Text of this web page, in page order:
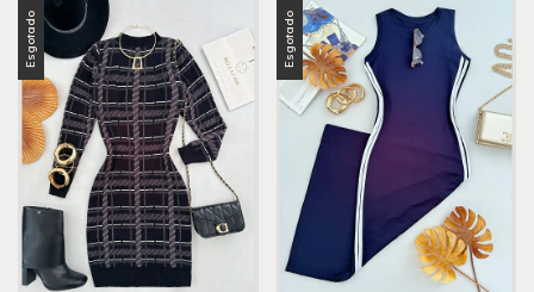
Esgotado Esgotado